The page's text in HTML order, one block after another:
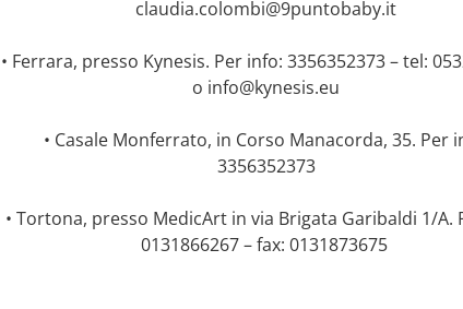
claudia.colombi@9puntobaby.it
• Ferrara, presso Kynesis. Per info:3356352373– tel:
o info@kynesis.eu
• Casale Monferrato, in Corso Manacorda, 35. Per
3356352373
• Tortona, presso MedicArt in via Brigata Garibaldi 1/A.
0131866267– fax: 0131873675